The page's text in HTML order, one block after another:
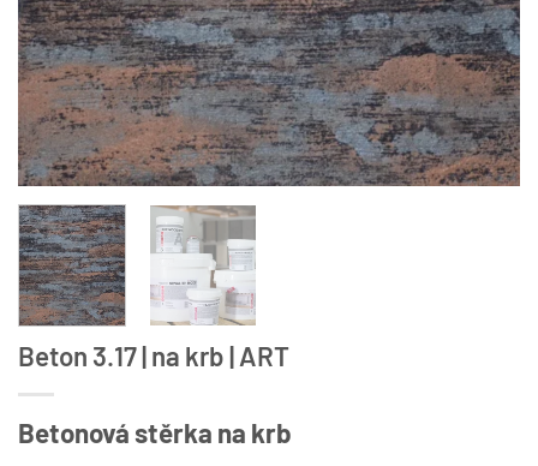
Beton 3.17 | na krb | ART
Betonová stěrka na krb